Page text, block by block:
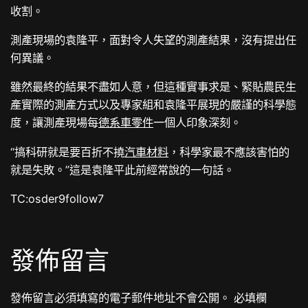
收割。
測產現場的袁隆平，面對令人失望的測產結果，沒有提出任
何異議。
雖然最終的結果不盡如人意，但這種實事求是、緊貼農民生
產實際的測產方式以及專家組和袁隆平展現的嚴謹的科學態
度，讓測產現場每德系車零件一個人印象深刻。
“搞科研就是要百折不撓汽車材料 ，科學家最不應該害怕的
就是失敗。”這是袁隆平此前經常說的一句話。
TC:osder9follow7
發佈留言
發佈留言必須填寫的電子郵件地址不會公開。 必填欄